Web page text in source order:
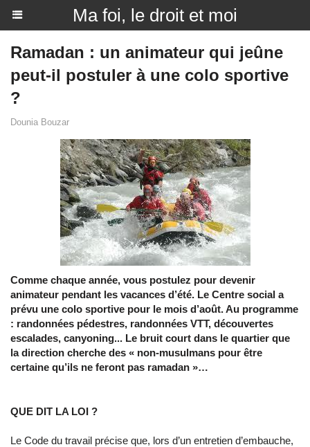
Ma foi, le droit et moi
Ramadan : un animateur qui jeûne
peut-il postuler à une colo sportive
?
Dounia Bouzar
Comme chaque année, vous postulez pour devenir
animateur pendant les vacances d’été. Le Centre social a
prévu une colo sportive pour le mois d’août. Au programme
: randonnées pédestres, randonnées VTT, découvertes
escalades, canyoning... Le bruit court dans le quartier que
la direction cherche des « non-musulmans pour être
certaine qu’ils ne feront pas ramadan »…
QUE DIT LA LOI ?
Le Code du travail précise que, lors d’un entretien d’embauche,